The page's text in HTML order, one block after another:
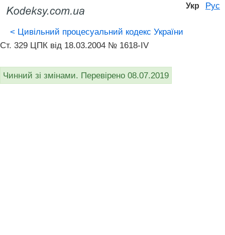
Укр Рус
< Цивільний процесуальний кодекс України
Ст. 329 ЦПК від 18.03.2004 № 1618-IV
Чинний зі змінами. Перевірено 08.07.2019